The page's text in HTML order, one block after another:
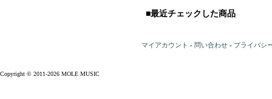
■最近チェックした商品
マイアカウント - 問い合わせ - プライバシ
Copyright © 2011-2026 MOLE MUSIC